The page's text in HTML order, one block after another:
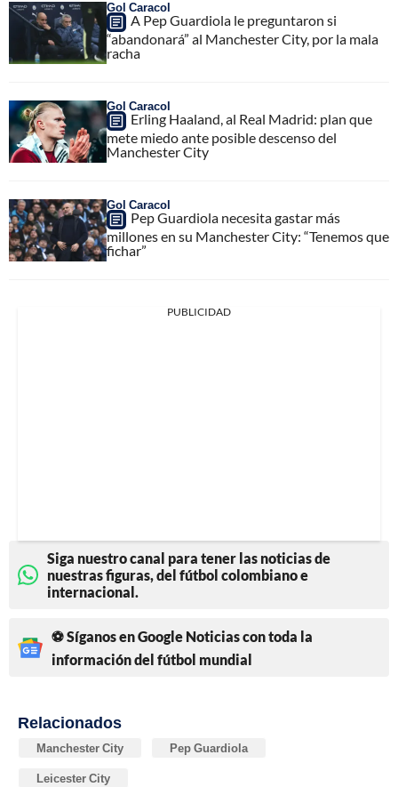
Gol Caracol
A Pep Guardiola le preguntaron si
“abandonará” al Manchester City, por la mala
racha
Gol Caracol
Erling Haaland, al Real Madrid: plan que
mete miedo ante posible descenso del
Manchester City
Gol Caracol
Pep Guardiola necesita gastar más
millones en su Manchester City: “Tenemos que
fichar”
PUBLICIDAD
Siga nuestro canal para tener las noticias de
nuestras figuras, del fútbol colombiano e
internacional.
⚽ Síganos en Google Noticias con toda la
información del fútbol mundial
Relacionados
Manchester City Pep Guardiola
Leicester City